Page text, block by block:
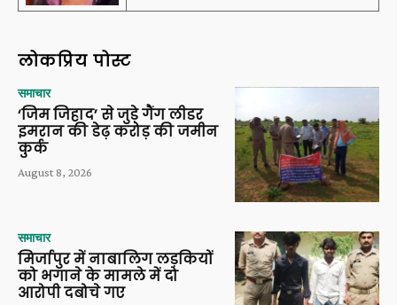
लोकप्रिय पोस्ट
समाचार
‘जिम जिहाद’ से जुड़े गैंग लीडर
इमरान की डेढ़ करोड़ की जमीन
कुर्क
August 8, 2026
समाचार
मिर्जापुर में नाबालिग लड़कियों
को भगाने के मामले में दो
आरोपी दबोचे गए